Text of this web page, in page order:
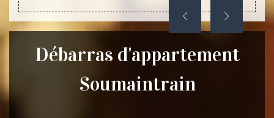
Débarras d'appartement
Soumaintrain